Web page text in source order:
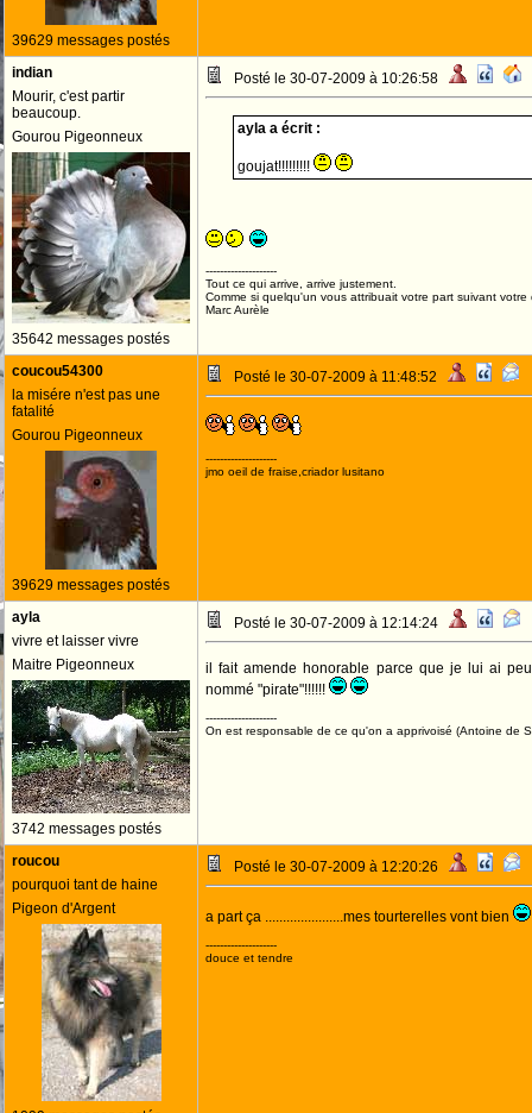
39629 messages postés
indian
Mourir, c'est partir
beaucoup.
Gourou Pigeonneux
35642 messages postés
Posté le 30-07-2009 à 10:26:58
ayla a écrit :
goujat!!!!!!!!!
--------------------
Tout ce qui arrive, arrive justement.
Comme si quelqu'un vous attribuait votre part suivant votre
Marc Aurèle
coucou54300
la misére n'est pas une
fatalité
Gourou Pigeonneux
39629 messages postés
Posté le 30-07-2009 à 11:48:52
--------------------
jmo oeil de fraise,criador lusitano
ayla
vivre et laisser vivre
Maitre Pigeonneux
3742 messages postés
Posté le 30-07-2009 à 12:14:24
il fait amende honorable parce que je lui ai
nommé "pirate"!!!!!!
--------------------
On est responsable de ce qu'on a apprivoisé (Antoine de
roucou
pourquoi tant de haine
Pigeon d'Argent
Posté le 30-07-2009 à 12:20:26
a part ça ......................mes tourterelles vont bien
--------------------
douce et tendre